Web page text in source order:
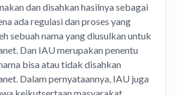
dan disahkan hasilnya sebagai
ada regulasi dan proses yang
sebuah nama yang diusulkan untuk
Dan IAU merupakan penentu
bisa atau tidak disahkan
Dalam pernyataannya, IAU juga
keikutsertaan masyarakat